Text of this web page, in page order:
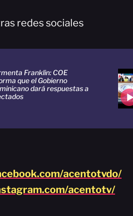
redes sociales
Franklin: COE
que el Gobierno
dará respuestas a
acentotvdo/
acentotv/